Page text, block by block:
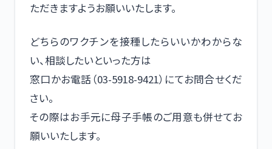
ただきますようお願いいたします。
どちらのワクチンを接種したらいいかわからな
い、相談したいといった方は
窓口かお電話（03-5918-9421）にてお問合せくだ
さい。
その際はお手元に母子手帳のご用意も併せてお
願いいたします。